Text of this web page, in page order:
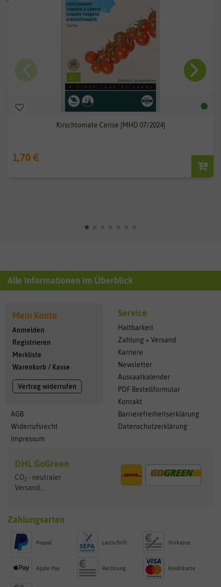
Kirschtomate Cerise [MHD 07/2024]
1,70 €
Alle Informationen im Überblick
Mein Konto
Anmelden
Registrieren
Merkliste
Warenkorb / Kasse
Vertrag widerrufen
AGB
Widerrufsrecht
Impressum
Service
Haltbarkeit
Zahlung + Versand
Karriere
Newsletter
Aussaatkalender
PDF Bestellformular
Kontakt
Barrierefreiheitserklärung
Datenschutzerklärung
DHL GoGreen
CO2 - neutraler
Versand...
Zahlungsarten
Paypal Lastschrift Vorkasse
Apple Pay Rechnung Kreditkarte